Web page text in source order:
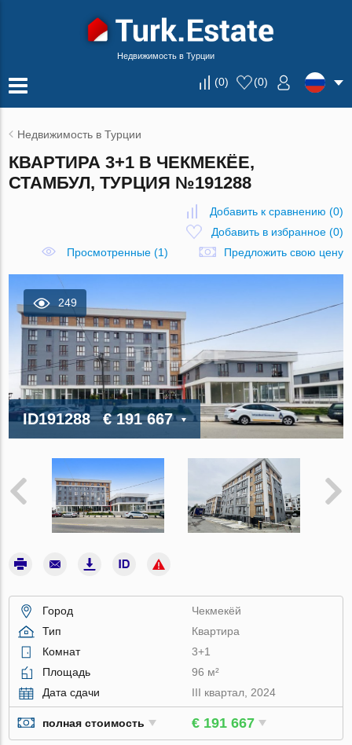
Недвижимость в Турции
(0) (0)
Недвижимость в Турции
КВАРТИРА 3+1 В ЧЕКМЕКЁЕ,
СТАМБУЛ, ТУРЦИЯ №191288
Добавить к сравнению (0)
Добавить в избранное(0)
Просмотренные (1)
Предложить свою цену
249
ID191288 € 191 667
Город
Чекмекёй
Тип
Квартира
Комнат
3+1
Площадь
96 м²
Дата сдачи
III квартал, 2024
полная стоимость € 191 667